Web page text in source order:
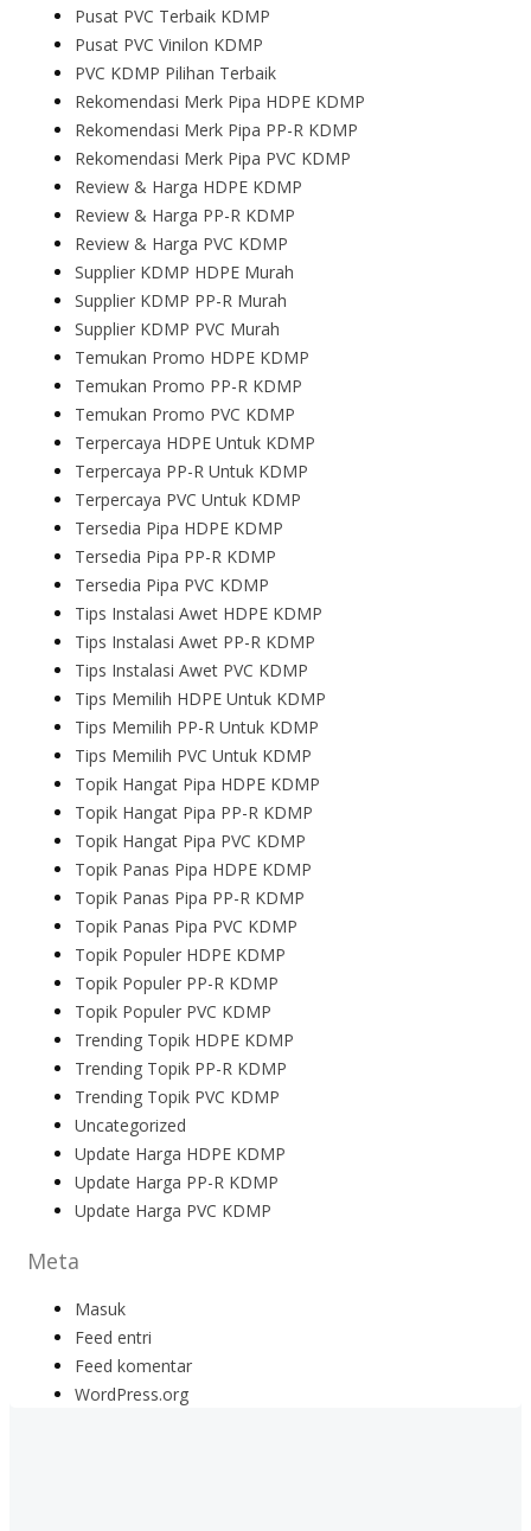
Pusat PVC Terbaik KDMP
Pusat PVC Vinilon KDMP
PVC KDMP Pilihan Terbaik
Rekomendasi Merk Pipa HDPE KDMP
Rekomendasi Merk Pipa PP-R KDMP
Rekomendasi Merk Pipa PVC KDMP
Review & Harga HDPE KDMP
Review & Harga PP-R KDMP
Review & Harga PVC KDMP
Supplier KDMP HDPE Murah
Supplier KDMP PP-R Murah
Supplier KDMP PVC Murah
Temukan Promo HDPE KDMP
Temukan Promo PP-R KDMP
Temukan Promo PVC KDMP
Terpercaya HDPE Untuk KDMP
Terpercaya PP-R Untuk KDMP
Terpercaya PVC Untuk KDMP
Tersedia Pipa HDPE KDMP
Tersedia Pipa PP-R KDMP
Tersedia Pipa PVC KDMP
Tips Instalasi Awet HDPE KDMP
Tips Instalasi Awet PP-R KDMP
Tips Instalasi Awet PVC KDMP
Tips Memilih HDPE Untuk KDMP
Tips Memilih PP-R Untuk KDMP
Tips Memilih PVC Untuk KDMP
Topik Hangat Pipa HDPE KDMP
Topik Hangat Pipa PP-R KDMP
Topik Hangat Pipa PVC KDMP
Topik Panas Pipa HDPE KDMP
Topik Panas Pipa PP-R KDMP
Topik Panas Pipa PVC KDMP
Topik Populer HDPE KDMP
Topik Populer PP-R KDMP
Topik Populer PVC KDMP
Trending Topik HDPE KDMP
Trending Topik PP-R KDMP
Trending Topik PVC KDMP
Uncategorized
Update Harga HDPE KDMP
Update Harga PP-R KDMP
Update Harga PVC KDMP
Meta
Masuk
Feed entri
Feed komentar
WordPress.org